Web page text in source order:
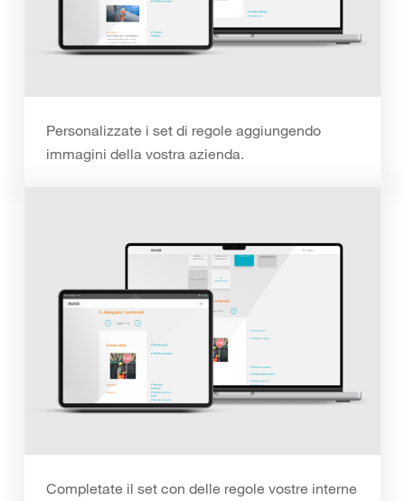
Personalizzate i set di regole aggiungendo
immagini della vostra azienda.
Completate il set con delle regole vostre interne